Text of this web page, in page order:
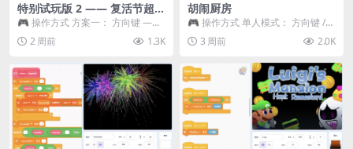
特别试玩版 2 —— 复活节超级
卡丁车赛
🎮 操作方式 方案一： 方向键 ——
移动 Z —— 跳跃 / 漂移 方案二： ...
2 周前 1.3K
胡闹厨房
🎮 操作方式 单人模式： 方向键 /
WASD —— 移动 Z / K —— 抓...
3 周前 2.0K